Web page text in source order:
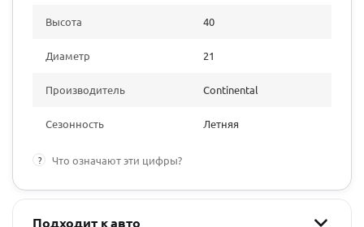
Высота 40
Диаметр 21
Производитель Continental
Сезонность Летняя
? Что означают эти цифры?
Подходит к авто